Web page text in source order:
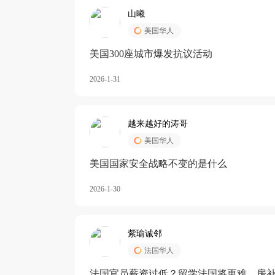
山曦
美国华人
美国300座城市爆发抗议活动
2026-1-31
越来越好的涛哥
美国华人
美国国家安全战略不变的是什么
2026-1-30
紫瑜诚邻
法国华人